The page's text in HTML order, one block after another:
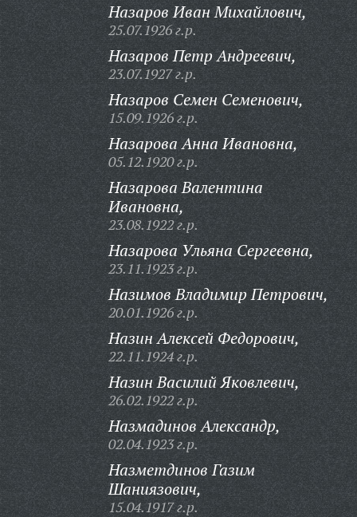
Назаров Иван Михайлович,
25.07.1926 г.р.
Назаров Петр Андреевич,
23.07.1927 г.р.
Назаров Семен Семенович,
15.09.1926 г.р.
Назарова Анна Ивановна,
05.12.1920 г.р.
Назарова Валентина
Ивановна,
23.08.1922 г.р.
Назарова Ульяна Сергеевна,
23.11.1923 г.р.
Назимов Владимир Петрович,
20.01.1926 г.р.
Назин Алексей Федорович,
22.11.1924 г.р.
Назин Василий Яковлевич,
26.02.1922 г.р.
Назмадинов Александр,
02.04.1923 г.р.
Назметдинов Газим
Шаниязович,
15.04.1917 г.р.